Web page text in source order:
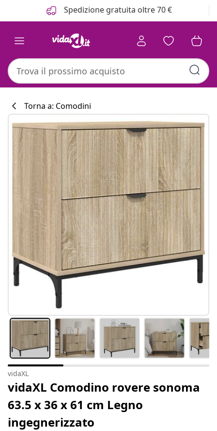
Spedizione gratuita oltre 70 €
Torna a: Comodini
vidaXL
vidaXL Comodino rovere sonoma
63.5 x 36 x 61 cm Legno
ingegnerizzato